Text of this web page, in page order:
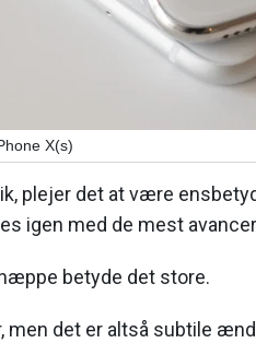
X(s)
plejer det at være
igen med de mest
betyde det store.
men det er altså subtile